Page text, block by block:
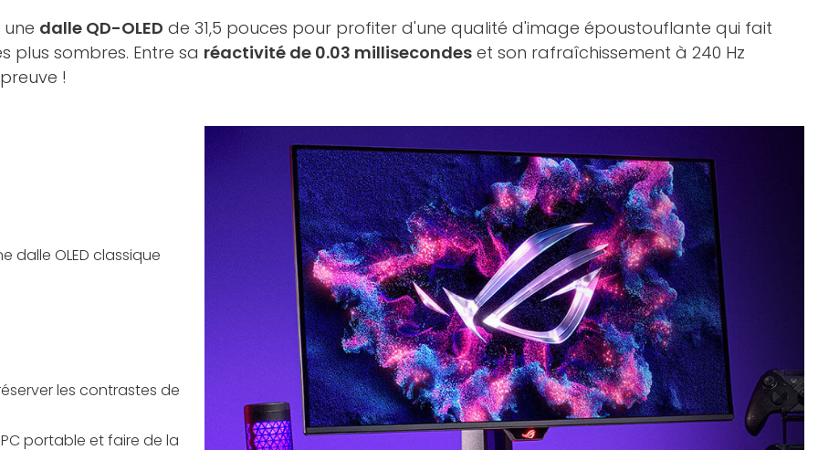
une dalle QD-OLED de 31,5 pouces pour profiter d'une qualité d'image époustouflante qui fait
plus sombres. Entre sa réactivité de 0.03 millisecondes et son rafraîchissement à 240 Hz
!
dalle OLED classique
les contrastes de
portable et faire de la